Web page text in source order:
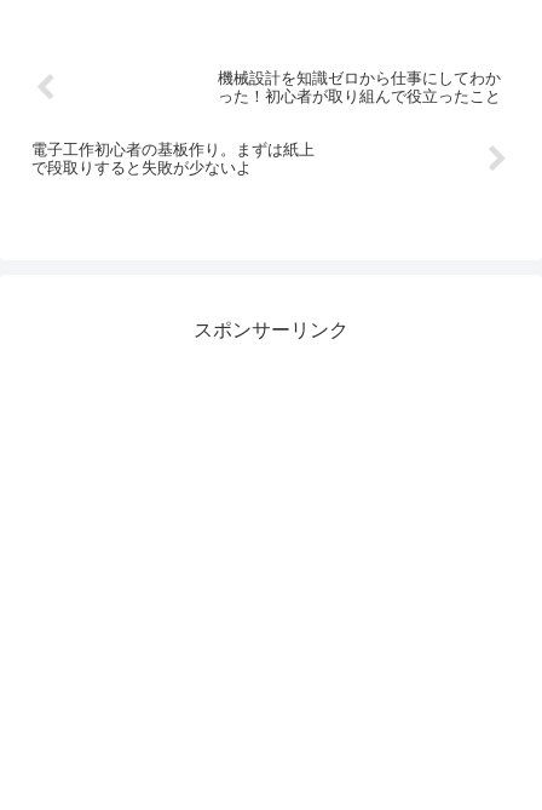
機械設計を知識ゼロから仕事にしてわか
った！初心者が取り組んで役立ったこと
電子工作初心者の基板作り。まずは紙上
で段取りすると失敗が少ないよ
スポンサーリンク